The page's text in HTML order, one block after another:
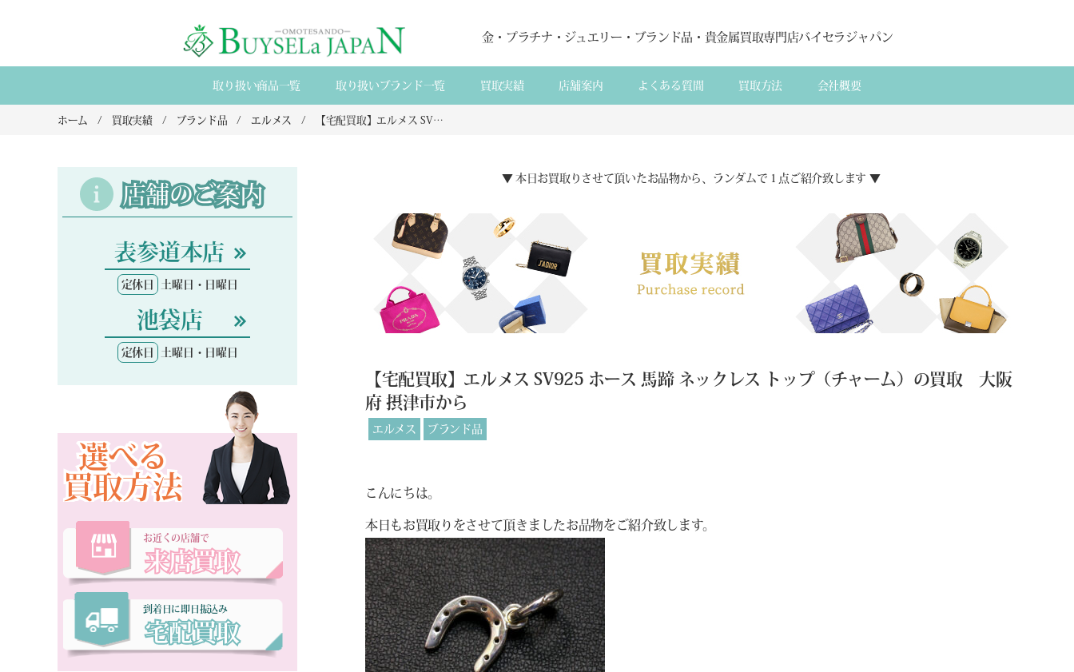
金・プラチナ・ジュエリー・ブランド品・貴金属買取専門店バイセラジャパン
取り扱い商品一覧 取り扱いブランド一覧 買取実績 店舗案内 よくある質間 買取方法 会社概要
ホーム 買取実績 ブランド品 エルメス 【宅配買取】エルメス SV925 ホース 馬蹄 ネックレス トップ（チャーム）の買取 大阪府 摂津市から
▼ 本日お買取りさせて頂いたお品物から、ランダムで１点ご紹介致します ▼
【宅配買取】エルメス SV925 ホース 馬蹄 ネックレス トップ（チャーム）の買取 大阪
府 摂津市から
エルメス ブランド品
こんにちは。
本日もお買取りをさせて頂きましたお品物をご紹介致します。
店舗のご案内
表参道本店
定休日 土曜日・日曜日
池袋店
定休日 土曜日・日曜日
選べる
買取方法
お近くの店舗で
来店買取
到着日に即日振込み
宅配買取